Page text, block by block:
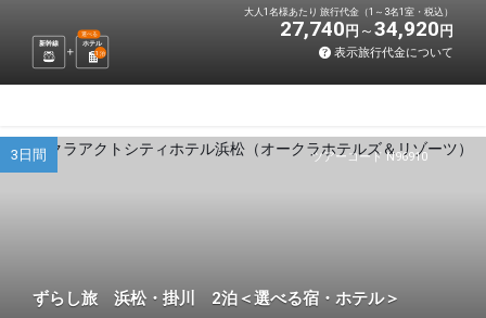
新幹線 ホテル
選べる
1 泊
大人1名様あたり 旅行代金（1～3名1室・税込）
27,740 円 34,920 円
表示旅行代金について
ツアーコード N96910
3日間
ずらし旅 浜松・掛川 2泊＜選べる宿・ホテル＞